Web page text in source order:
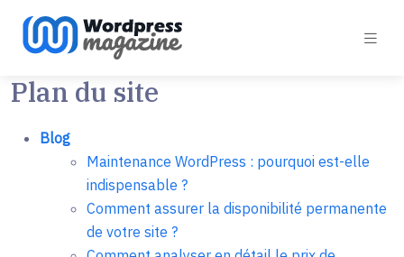
Plan du site
Blog
Maintenance WordPress : pourquoi est-elle
indispensable ?
Comment assurer la disponibilité permanente
de votre site ?